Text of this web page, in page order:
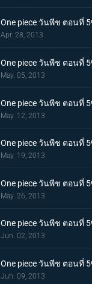
One piece วันพีช ตอนที่
Apr. 28, 2013
One piece วันพีช ตอนที่
May. 05, 2013
One piece วันพีช ตอนที่
May. 12, 2013
One piece วันพีช ตอนที่
May. 19, 2013
One piece วันพีช ตอนที่
May. 26, 2013
One piece วันพีช ตอนที่
Jun. 02, 2013
One piece วันพีช ตอนที่
Jun. 09, 2013